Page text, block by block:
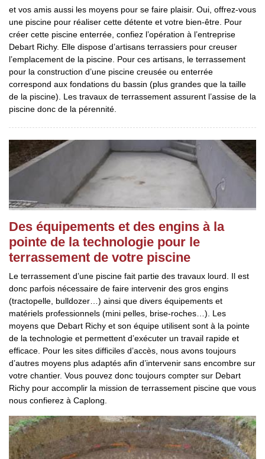
et vos amis aussi les moyens pour se faire plaisir. Oui, offrez-vous
une piscine pour réaliser cette détente et votre bien-être. Pour
créer cette piscine enterrée, confiez l’opération à l’entreprise
Debart Richy. Elle dispose d’artisans terrassiers pour creuser
l’emplacement de la piscine. Pour ces artisans, le terrassement
pour la construction d’une piscine creusée ou enterrée
correspond aux fondations du bassin (plus grandes que la taille
de la piscine). Les travaux de terrassement assurent l’assise de la
piscine donc de la pérennité.
Des équipements et des engins à la
pointe de la technologie pour le
terrassement de votre piscine
Le terrassement d’une piscine fait partie des travaux lourd. Il est
donc parfois nécessaire de faire intervenir des gros engins
(tractopelle, bulldozer…) ainsi que divers équipements et
matériels professionnels (mini pelles, brise-roches…). Les
moyens que Debart Richy et son équipe utilisent sont à la pointe
de la technologie et permettent d’exécuter un travail rapide et
efficace. Pour les sites difficiles d’accès, nous avons toujours
d’autres moyens plus adaptés afin d’intervenir sans encombre sur
votre chantier. Vous pouvez donc toujours compter sur Debart
Richy pour accomplir la mission de terrassement piscine que vous
nous confierez à Caplong.